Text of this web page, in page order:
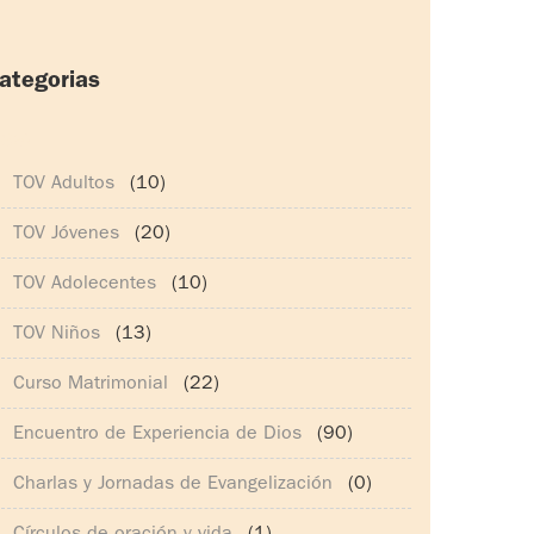
TOV Adultos (10)
TOV Adolecentes (10)
TOV Niños (13)
Curso Matrimonial (22)
TOV Jóvenes (20)
Encuentro de Experiencia de Dios (90)
Charlas y Jornadas de Evangelización (0)